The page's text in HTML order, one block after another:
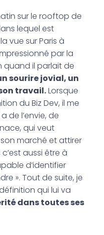
sur le rooftop de
lequel est
vue sur Paris à
par la
quand il parlait de
sourire jovial, un
travail.Lorsque
du Biz Dev, il me
de l’envie, de
qui veut
marché et attirer
aussi être à
d’identifier
». Tout de suite, je
qui lui va
dans toutes ses